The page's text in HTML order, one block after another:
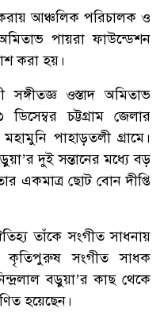
আঞ্চলিক পরিচালক ও
পায়রা ফাউন্ডেশন
করা হয়।
সঙ্গীতজ্ঞ ওস্তাদ অমিতাভ
চট্টগ্রাম জেলার
পাহাড়তলী গ্রামে।
দুই সন্তানের মধ্যে বড়
একমাত্র ছোট বোন দীপ্তি
তাঁকে সংগীত সাধনায়
কৃতিপুরুষ সংগীত সাধক
বড়ুয়া’র কাছ থেকে
হয়েছেন।